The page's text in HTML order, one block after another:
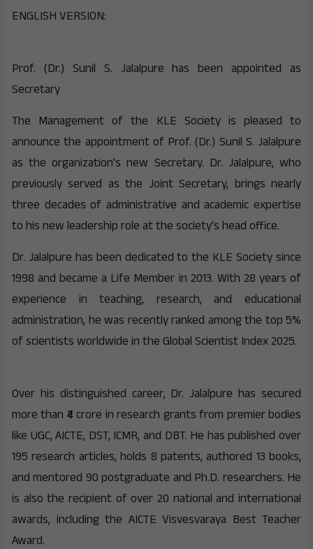
ENGLISH VERSION:
Prof. (Dr.) Sunil S. Jalalpure has been appointed as
Secretary
The Management of the KLE Society is pleased to
announce the appointment of Prof. (Dr.) Sunil S. Jalalpure
as the organization's new Secretary. Dr. Jalalpure, who
previously served as the Joint Secretary, brings nearly
three decades of administrative and academic expertise
to his new leadership role at the society's head office.
Dr. Jalalpure has been dedicated to the KLE Society since
1998 and became a Life Member in 2013. With 28 years of
experience in teaching, research, and educational
administration, he was recently ranked among the top 5%
of scientists worldwide in the Global Scientist Index 2025.
Over his distinguished career, Dr. Jalalpure has secured
more than ₹4 crore in research grants from premier bodies
like UGC, AICTE, DST, ICMR, and DBT. He has published over
195 research articles, holds 8 patents, authored 13 books,
and mentored 90 postgraduate and Ph.D. researchers. He
is also the recipient of over 20 national and international
awards, including the AICTE Visvesvaraya Best Teacher
Award.